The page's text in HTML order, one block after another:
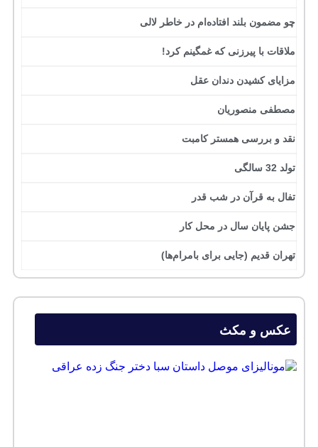
چو مضمون بلند افتاده‌ام در خاطر لالی
ملاقات با پیرزنی که غمگینم کرد!
مزایای کشیدن دندان عقل
مصطفی منصوریان
نقد و بررسی همستر کامبت
تولد 32 سالگی
تفال به قرآن در شب قدر
جشن پایان سال در محل کار
تهران قدیم (جایی برای بامرام‌ها)
عکس و مکث